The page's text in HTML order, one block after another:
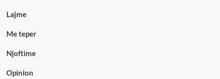
Lajme
Me teper
Njoftime
Opinion